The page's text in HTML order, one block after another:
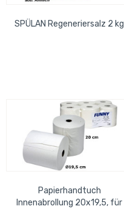
SPÜLAN Regeneriersalz 2 kg
Papierhandtuch
Innenabrollung 20x19,5, für